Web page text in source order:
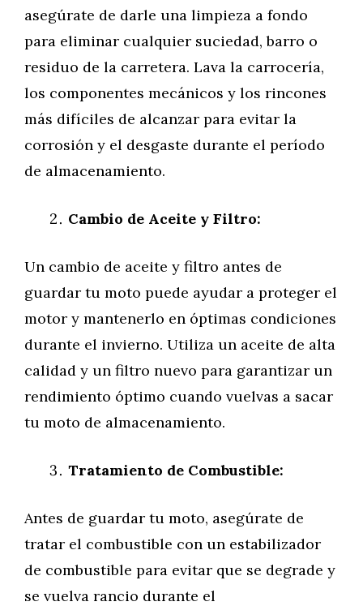
asegúrate de darle una limpieza a fondo
para eliminar cualquier suciedad, barro o
residuo de la carretera. Lava la carrocería,
los componentes mecánicos y los rincones
más difíciles de alcanzar para evitar la
corrosión y el desgaste durante el período
de almacenamiento.
Cambio de Aceite y Filtro:
Un cambio de aceite y filtro antes de
guardar tu moto puede ayudar a proteger el
motor y mantenerlo en óptimas condiciones
durante el invierno. Utiliza un aceite de alta
calidad y un filtro nuevo para garantizar un
rendimiento óptimo cuando vuelvas a sacar
tu moto de almacenamiento.
Tratamiento de Combustible:
Antes de guardar tu moto, asegúrate de
tratar el combustible con un estabilizador
de combustible para evitar que se degrade y
se vuelva rancio durante el